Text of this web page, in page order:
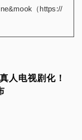
（https://
人电视剧化！